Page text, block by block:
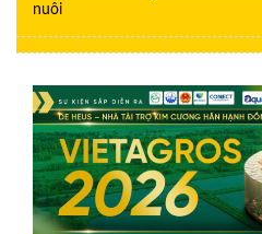
nuôi